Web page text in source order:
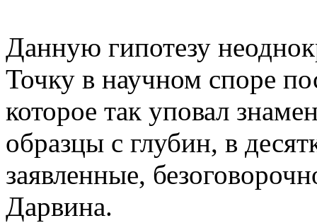
Данную гипотезу
Точку в научном споре
которое так уповал
образцы с глубин, в
заявленные,
Дарвина.